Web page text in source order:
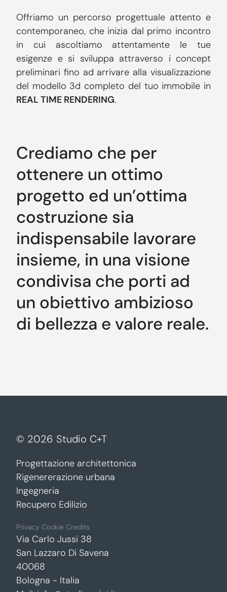
Offriamo un percorso progettuale attento e
contemporaneo, che inizia dal primo incontro
in cui ascoltiamo attentamente le tue
esigenze e si sviluppa attraverso i concept
preliminari fino ad arrivare alla visualizzazione
del modello 3d completo del tuo immobile in
REAL TIME RENDERING.
Crediamo che per
ottenere un ottimo
progetto ed un’ottima
costruzione sia
indispensabile lavorare
insieme, in una visione
condivisa che porti ad
un obiettivo ambizioso
di bellezza e valore reale.
© 2026 Studio C+T
Progettazione architettonica
Rigenererazione urbana
Ingegneria
Recupero Edilizio
Privacy Cookie Credits
Via Carlo Jussi 38
San Lazzaro Di Savena
40068
Bologna - Italia